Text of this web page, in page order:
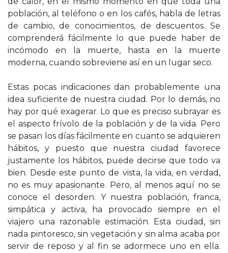
población, al teléfono o en los cafés, habla de letras
de cambio, de conocimientos, de descuentos. Se
comprenderá fácilmente lo que puede haber de
incómodo en la muerte, hasta en la muerte
moderna, cuando sobreviene así en un lugar seco.
Estas pocas indicaciones dan probablemente una
idea suficiente de nuestra ciudad. Por lo demás, no
hay por qué exagerar. Lo que es preciso subrayar es
el aspecto frívolo de la población y de la vida. Pero
se pasan los días fácilmente en cuanto se adquieren
hábitos, y puesto que nuestra ciudad favorece
justamente los hábitos, puede decirse que todo va
bien. Desde este punto de vista, la vida, en verdad,
no es muy apasionante. Pero, al menos aquí no se
conoce el desorden. Y nuestra población, franca,
simpática y activa, ha provocado siempre en el
viajero una razonable estimación. Esta ciudad, sin
nada pintoresco, sin vegetación y sin alma acaba por
servir de reposo y al fin se adormece uno en ella.